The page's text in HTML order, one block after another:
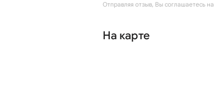
Отправляя отзыв, Вы соглашаетесь на
На карте